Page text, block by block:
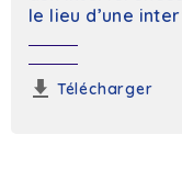
le lieu d’une
Télécharger